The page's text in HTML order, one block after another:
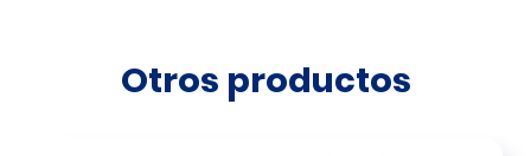
Otros productos